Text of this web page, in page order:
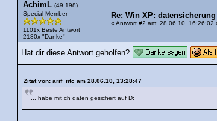
AchimL (49.198)
Special-Member
1101x Beste Antwort
2180x "Danke"
Re: Win XP:
« Antwort #2 am: 28.06.10, 16:26:02
Hat dir diese Antwort geholfen?
Zitat von: arif_ntc am 28.06.10, 13:28:47
... habe mit ch daten gesichert auf D: